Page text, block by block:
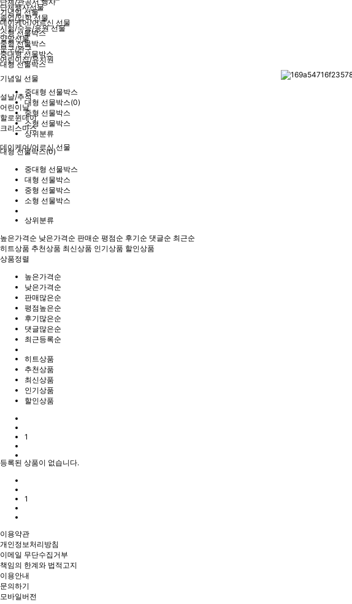
단체행사선물
졸업/입학 선물
시험/수능/응원 선물
양말선물
문구/완구
어린이집/유치원
기념일 선물
설날/추석
어린이날
할로윈데이
크리스마스
데이케어/어르신 선물
기념일 선물
데이케어/어르신 선물
소형 선물박스
중형 선물박스
중대형 선물박스
대형 선물박스
중대형 선물박스
대형 선물박스(0)
중형 선물박스
소형 선물박스
상위분류
대형 선물박스(0)
중대형 선물박스
대형 선물박스
중형 선물박스
소형 선물박스
상위분류
높은가격순 낮은가격순 판매순 평점순 후기순 댓글순 최근순
히트상품 추천상품 최신상품 인기상품 할인상품
상품정렬
높은가격순
낮은가격순
판매많은순
평점높은순
후기많은순
댓글많은순
최근등록순
히트상품
추천상품
최신상품
인기상품
할인상품
1
등록된 상품이 없습니다.
1
이용약관
개인정보처리방침
이메일 무단수집거부
책임의 한계와 법적고지
이용안내
문의하기
모바일버전